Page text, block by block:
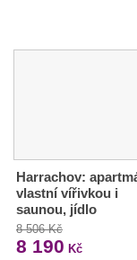
Harrachov:
vlastní vířivkou i
saunou, jídlo
8 506 Kč
8 190 Kč